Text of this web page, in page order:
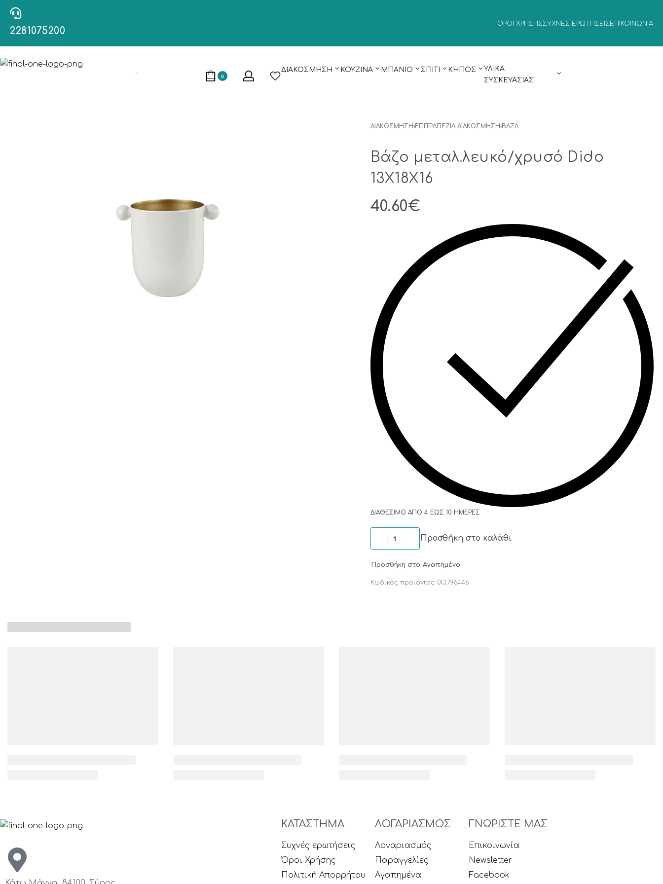
2281075200
ΌΡΟΙ ΧΡΉΣΗΣΣΥΧΝΈΣ ΕΡΩΤΉΣΕΙΣΕΠΙΚΟΙΝΩΝΊΑ
0
ΔΙΑΚΟΣΜΗΣΗ ΚΟΥΖΙΝΑ ΜΠΑΝΙΟ ΣΠΙΤΙ ΚΗΠΟΣ
ΥΛΙΚΑ
ΣΥΣΚΕΥΑΣΙΑΣ
ΔΙΑΚΟΣΜΗΣΗ›ΕΠΙΤΡΑΠΕΖΙΑ ΔΙΑΚΟΣΜΗΣΗ›ΒΆΖΑ
Βάζο μεταλ.λευκό/χρυσό Dido
13Χ18X16
40.60€
ΔΙΑΘΈΣΙΜΟ ΑΠΌ 4 ΈΩΣ 10 ΗΜΈΡΕΣ
Προσθήκη στο καλάθι
Προσθήκη στα Αγαπημένα
013.796446
ΚΑΤΑΣΤΗΜΑ
Συχνές ερωτήσεις
Όροι Χρήσης
Πολιτική Απορρήτου
ΛΟΓΑΡΙΑΣΜΟΣ
Λογαριασμός
Παραγγελίες
Αγαπημένα
ΓΝΩΡΙΣΤΕ ΜΑΣ
Επικοινωνία
Newsletter
Facebook